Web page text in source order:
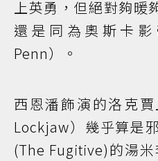
上英勇，但絕對夠暖
還是同為奧斯卡
Penn）。
西恩潘飾演的洛克
Lockjaw）幾乎算是
(The Fugitive)的湯